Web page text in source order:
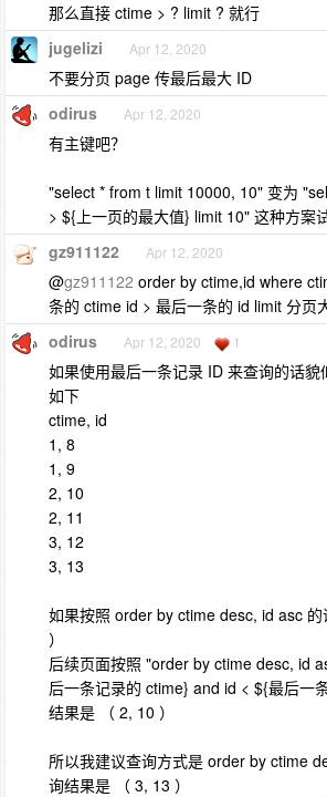
那么直接 ctime > ? limit ? 就行
jugelizi Apr 12, 2020
不要分页 page 传最后最大 ID
odirus Apr 12, 2020
有主键吧？
"select * from t limit 10000, 10" 变为
> ${上一页的最大值} limit 10" 这种方案
gz911122 Apr 12, 2020
@gz911122 order by ctime,id where
条的 ctime id > 最后一条的 id limit 分页
odirus Apr 12, 2020 1
如果使用最后一条记录 ID 来查询的话
如下
ctime, id
1, 8
1, 9
2, 10
2, 11
3, 12
3, 13
如果按照 order by ctime desc, id asc
）
后续页面按照 "order by ctime desc, id
后一条记录的 ctime} and id < ${最后一
结果是 （ 2, 10 ）
所以我建议查询方式是 order by ctime
询结果是 （ 3, 13 ）